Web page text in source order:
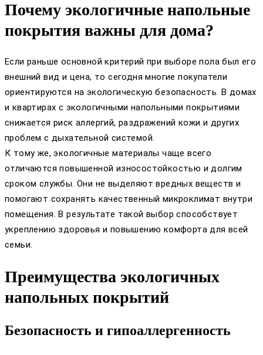
Почему экологичные напольные
покрытия важны для дома?
Если раньше основной критерий при выборе пола был его
внешний вид и цена, то сегодня многие покупатели
ориентируются на экологическую безопасность. В домах
и квартирах с экологичными напольными покрытиями
снижается риск аллергий, раздражений кожи и других
проблем с дыхательной системой.
К тому же, экологичные материалы чаще всего
отличаются повышенной износостойкостью и долгим
сроком службы. Они не выделяют вредных веществ и
помогают сохранять качественный микроклимат внутри
помещения. В результате такой выбор способствует
укреплению здоровья и повышению комфорта для всей
семьи.
Преимущества экологичных
напольных покрытий
Безопасность и гипоаллергенность